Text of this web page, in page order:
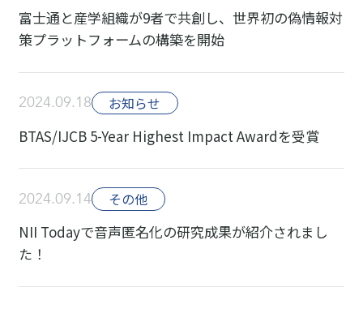
富士通と産学組織が9者で共創し、世界初の偽情報対
策プラットフォームの構築を開始
2024.09.18 お知らせ
BTAS/IJCB 5-Year Highest Impact Awardを受賞
2024.09.14 その他
NII Todayで音声匿名化の研究成果が紹介されまし
た！